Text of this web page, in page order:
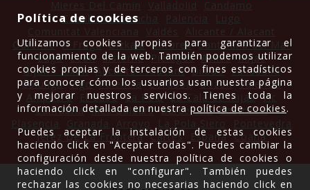
Castilla La Mancha
Ourense A Fraga Bizkaia Latores Santillana del Mar
Lugo
León Sisterna Piélagos Avilés Mijas
Gijón / Xixón Alicante / Alacant Bilbao Valladolid
Colunga Vigo Palencia Córdoba Gozón Valencia
Ampuero
El Cabo La Pola La Cala de Mijas Vic
Cantabria Illes Balears Barcelona Castrillón
Jerez De La Frontera Cartes España Coaña
Política de cookies
Utilizamos cookies propias para garantizar el
funcionamiento de la web. También podemos utilizar
cookies propias y de terceros con fines estadísticos
para conocer cómo los usuarios usan nuestra página
y mejorar nuestros servicios. Tienes toda la
información detallada en nuestrapolítica de cookies.
Puedes aceptar la instalación de estas cookies
haciendo click en "Aceptar todas". Puedes cambiar la
configuración desde nuestra política de cookies o
haciendo click en "configurar". También puedes
rechazar las cookies no necesarias haciendo click en